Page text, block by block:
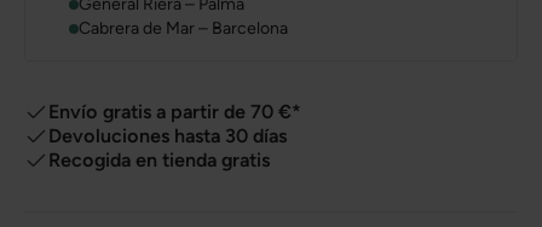
Cabrera de Mar – Barcelona
Envío gratis a partir de 70 €*
Devoluciones hasta 30 días
Recogida en tienda gratis